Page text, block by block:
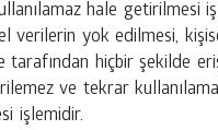
hale getirilmesi
verilerin yok edilmesi,
tarafından hiçbir şekilde
ve tekrar
işlemidir.